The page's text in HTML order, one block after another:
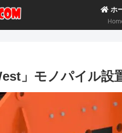
ホ
」モノパイル